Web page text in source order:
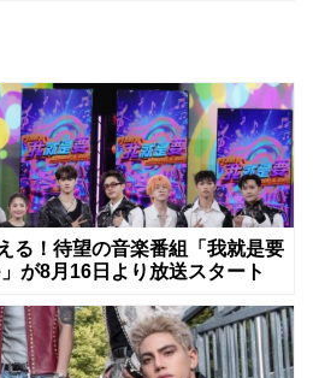
る！待望の音楽番組「我就是要
が8月16日より放送スタート